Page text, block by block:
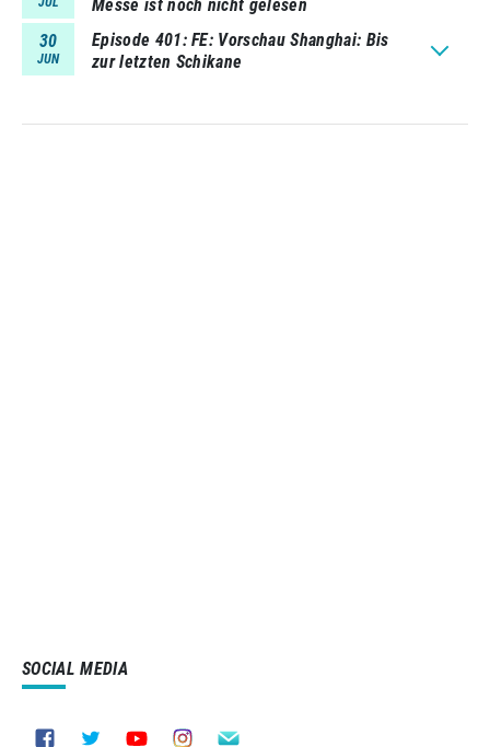
Messe ist noch nicht gelesen
30
JUN
Episode 401 FE: Vorschau Shanghai: Bis
zur letzten Schikane
SOCIAL MEDIA